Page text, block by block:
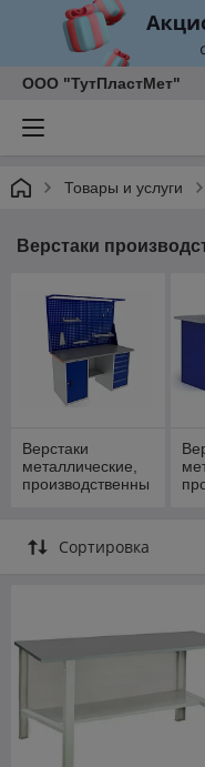
ООО "ТутПластМет"
Товары и услуги
Верстаки
Верстаки
металлические,
производственны
Сортировка